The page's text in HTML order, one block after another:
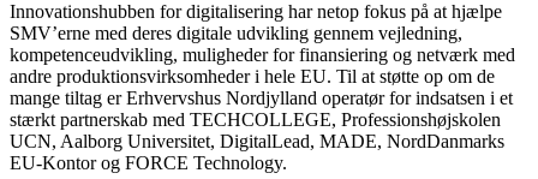
Innovationshubben for digitalisering har netop fokus på at hjælpe
SMV’erne med deres digitale udvikling gennem vejledning,
kompetenceudvikling, muligheder for finansiering og netværk med
andre produktionsvirksomheder i hele EU. Til at støtte op om de
mange tiltag er Erhvervshus Nordjylland operatør for indsatsen i et
stærkt partnerskab med TECHCOLLEGE, Professionshøjskolen
UCN, Aalborg Universitet, DigitalLead, MADE, NordDanmarks
EU-Kontor og FORCE Technology.